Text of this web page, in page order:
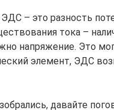
– это разность
тока –
напряжение. Это
элемент, ЭДС
давайте